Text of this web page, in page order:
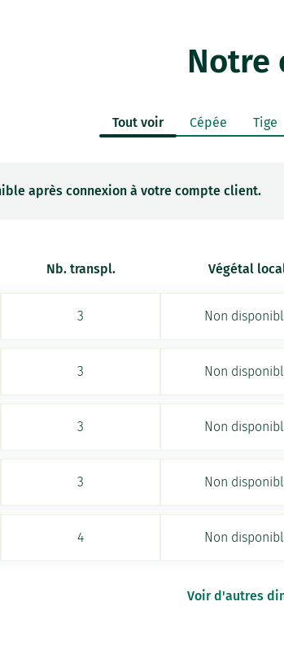
Notre
Tout voir Cépée Tige
après connexion à votre compte client.
Nb. transpl. Végétal
3 Non
3 Non
3 Non
3 Non
4 Non
Voir d'autres